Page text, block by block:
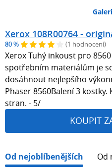
Xerox 108R00764 -
80 % (1 hodnocení)
Xerox Tuhý inkoust pro
spotřebním materiálům je
dosáhnout nejlepšího
Phaser 8560Balení 3
stran. - 5/
KOUPIT
Od nejoblíbenějších Od